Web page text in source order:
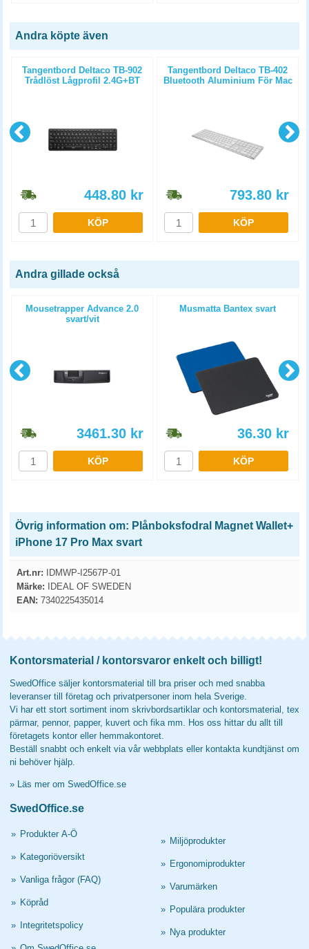
Andra köpte även
Tangentbord Deltaco TB-902
Trådlöst Lågprofil 2.4G+BT
448.80 kr
KÖP
Tangentbord Deltaco TB-402
Bluetooth Aluminium För Mac
793.80 kr
KÖP
Andra gillade också
Mousetrapper Advance 2.0
svart/vit
3461.30 kr
KÖP
Musmatta Bantex svart
36.30 kr
KÖP
Övrig information om: Plånboksfodral Magnet Wallet+
iPhone 17 Pro Max svart
Art.nr: IDMWP-I2567P-01
Märke: IDEAL OF SWEDEN
EAN: 7340225435014
Kontorsmaterial / kontorsvaror enkelt och billigt!
SwedOffice säljer kontorsmaterial till bra priser och med snabba
leveranser till företag och privatpersoner inom hela Sverige.
Vi har ett stort sortiment inom skrivbordsartiklar och kontorsmaterial, tex
pärmar, pennor, papper, kuvert och fika mm. Hos oss hittar du allt till
företagets kontor eller hemmakontoret.
Beställ snabbt och enkelt via vår webbplats eller kontakta kundtjänst om
ni behöver hjälp.
» Läs mer om SwedOffice.se
SwedOffice.se
» Produkter A-Ö
» Kategoriöversikt
» Vanliga frågor (FAQ)
» Köpråd
» Integritetspolicy
» Miljöprodukter
» Ergonomiprodukter
» Varumärken
» Populära produkter
» Nya produkter